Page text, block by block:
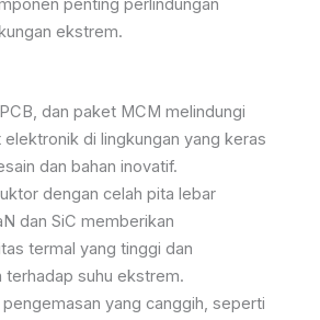
penting perlindungan
ekstrem.
dan paket MCM melindungi
di lingkungan yang keras
dan bahan inovatif.
dengan celah pita lebar
dan SiC memberikan
termal yang tinggi dan
terhadap suhu ekstrem.
yang canggih, seperti